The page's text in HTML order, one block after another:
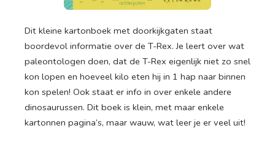
Dit kleine kartonboek met doorkijkgaten staat
boordevol informatie over de T-Rex. Je leert over wat
paleontologen doen, dat de T-Rex eigenlijk niet zo snel
kon lopen en hoeveel kilo eten hij in 1 hap naar binnen
kon spelen! Ook staat er info in over enkele andere
dinosaurussen. Dit boek is klein, met maar enkele
kartonnen pagina’s, maar wauw, wat leer je er veel uit!